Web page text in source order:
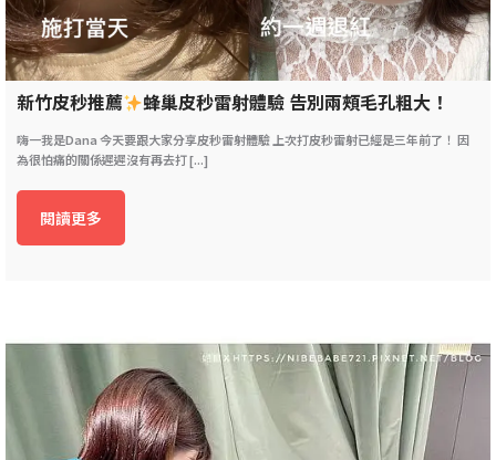
新竹皮秒推薦 蜂巢皮秒雷射體驗 告別兩頰毛孔粗大！
嗨一我是Dana 今天要跟大家分享皮秒雷射體驗 上次打皮秒雷射已經是三年前了！ 因
為很怕痛的關係遲遲沒有再去打 [...]
閱讀更多